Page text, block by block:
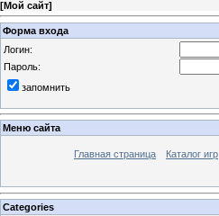
[Мой сайт]
Форма входа
Логин:
Пароль:
запомнить
Меню сайта
Главная страница Каталог игр
Categories